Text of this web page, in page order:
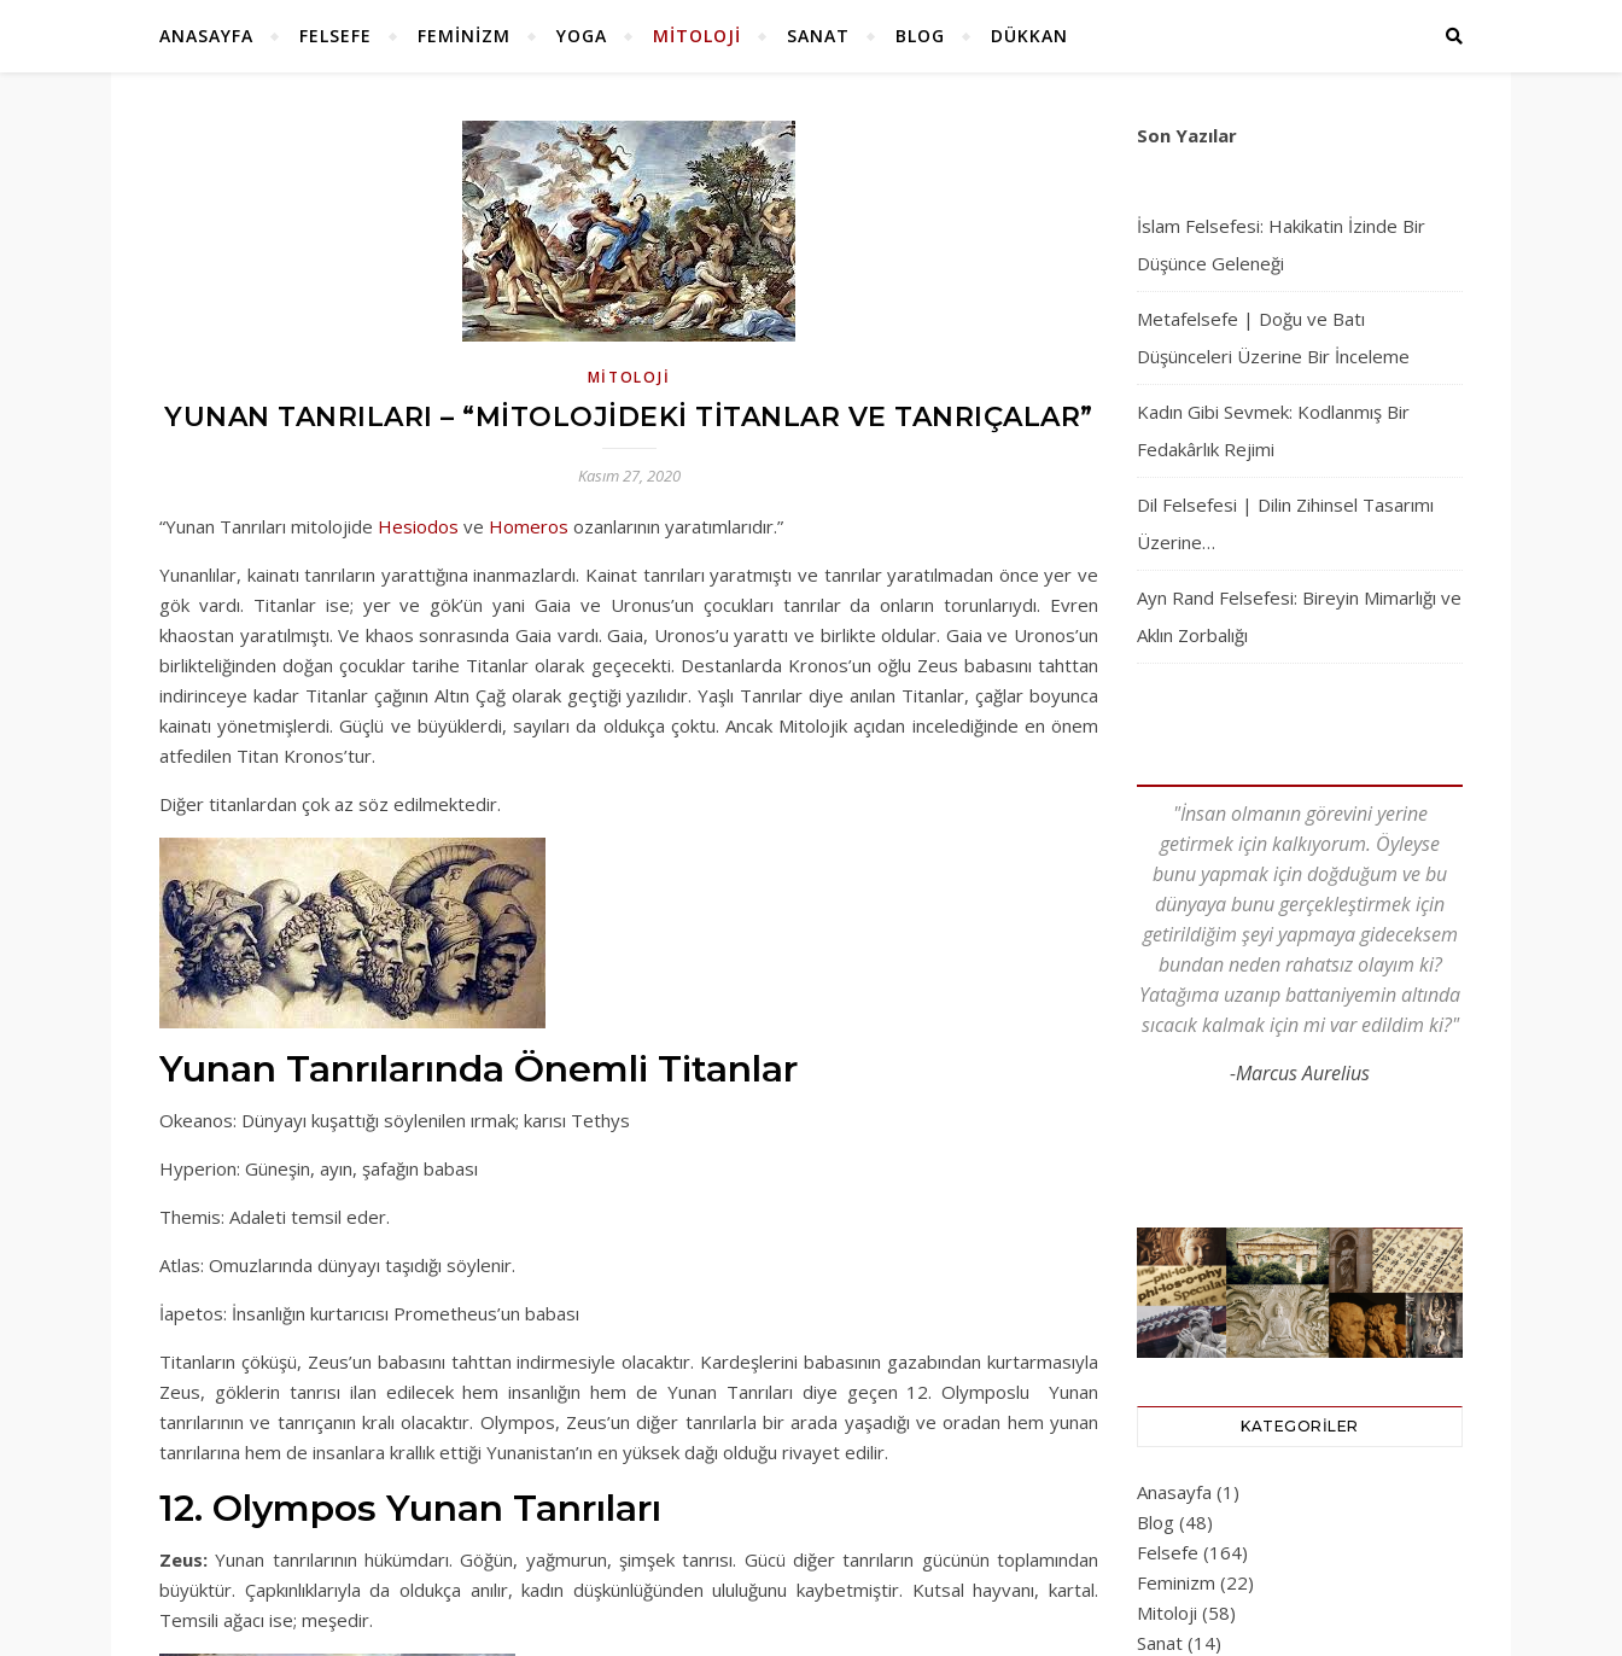
ANASAYFA FELSEFE FEMINIZM YOGA MITOLOJI SANAT BLOG DÜKKAN
MITOLOJI
YUNAN TANRILARI – “MITOLOJIDEKI TITANLAR VE TANRIÇALAR”
Kasım 27, 2020
“Yunan Tanrıları mitolojide Hesiodos ve Homeros ozanlarının yaratımlarıdır.”
Yunanlılar, kainatı tanrıların yarattığına inanmazlardı. Kainat tanrıları yaratmıştı ve tanrılar yaratılmadan önce yer ve
gök vardı. Titanlar ise; yer ve gök’ün yani Gaia ve Uronus’un çocukları tanrılar da onların torunlarıydı. Evren
khaostan yaratılmıştı. Ve khaos sonrasında Gaia vardı. Gaia, Uronos’u yarattı ve birlikte oldular. Gaia ve Uronos’un
birlikteliğinden doğan çocuklar tarihe Titanlar olarak geçecekti. Destanlarda Kronos’un oğlu Zeus babasını tahttan
indirinceye kadar Titanlar çağının Altın Çağ olarak geçtiği yazılıdır. Yaşlı Tanrılar diye anılan Titanlar, çağlar boyunca
kainatı yönetmişlerdi. Güçlü ve büyüklerdi, sayıları da oldukça çoktu. Ancak Mitolojik açıdan incelediğinde en önem
atfedilen Titan Kronos’tur.
Diğer titanlardan çok az söz edilmektedir.
Yunan Tanrılarında Önemli Titanlar
Okeanos: Dünyayı kuşattığı söylenilen ırmak; karısı Tethys
Hyperion: Güneşin, ayın, şafağın babası
Themis: Adaleti temsil eder.
Atlas: Omuzlarında dünyayı taşıdığı söylenir.
İapetos: İnsanlığın kurtarıcısı Prometheus’un babası
Titanların çöküşü, Zeus’un babasını tahttan indirmesiyle olacaktır. Kardeşlerini babasının gazabından kurtarmasıyla
Zeus, göklerin tanrısı ilan edilecek hem insanlığın hem de Yunan Tanrıları diye geçen 12. Olymposlu Yunan
tanrılarının ve tanrıçanın kralı olacaktır. Olympos, Zeus’un diğer tanrılarla bir arada yaşadığı ve oradan hem yunan
tanrılarına hem de insanlara krallık ettiği Yunanistan’ın en yüksek dağı olduğu rivayet edilir.
12. Olympos Yunan Tanrıları
Zeus: Yunan tanrılarının hükümdarı. Göğün, yağmurun, şimşek tanrısı. Gücü diğer tanrıların gücünün toplamından
büyüktür. Çapkınlıklarıyla da oldukça anılır, kadın düşkünlüğünden ululuğunu kaybetmiştir. Kutsal hayvanı, kartal.
Temsili ağacı ise; meşedir.
Son Yazılar
İslam Felsefesi: Hakikatin İzinde Bir
Düşünce Geleneği
Metafelsefe | Doğu ve Batı
Düşünceleri Üzerine Bir İnceleme
Kadın Gibi Sevmek: Kodlanmış Bir
Fedakârlık Rejimi
Dil Felsefesi | Dilin Zihinsel Tasarımı
Üzerine…
Ayn Rand Felsefesi: Bireyin Mimarlığı ve
Aklın Zorbalığı
"İnsan olmanın görevini yerine
getirmek için kalkıyorum. Öyleyse
bunu yapmak için doğduğum ve bu
dünyaya bunu gerçekleştirmek için
getirildiğim şeyi yapmaya gideceksem
bundan neden rahatsız olayım ki?
Yatağıma uzanıp battaniyemin altında
sıcacık kalmak için mi var edildim ki?"
-Marcus Aurelius
KATEGORILER
Anasayfa (1)
Blog (48)
Felsefe (164)
Feminizm (22)
Mitoloji (58)
Sanat (14)